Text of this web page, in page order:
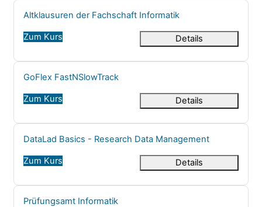
Kursname
Altklausuren der Fachschaft Informatik
Zum Kurs Details
Kursname
GoFlex FastNSlowTrack
Zum Kurs Details
Kursname
DataLad Basics - Research Data Management
Zum Kurs Details
Kursname
Prüfungsamt Informatik